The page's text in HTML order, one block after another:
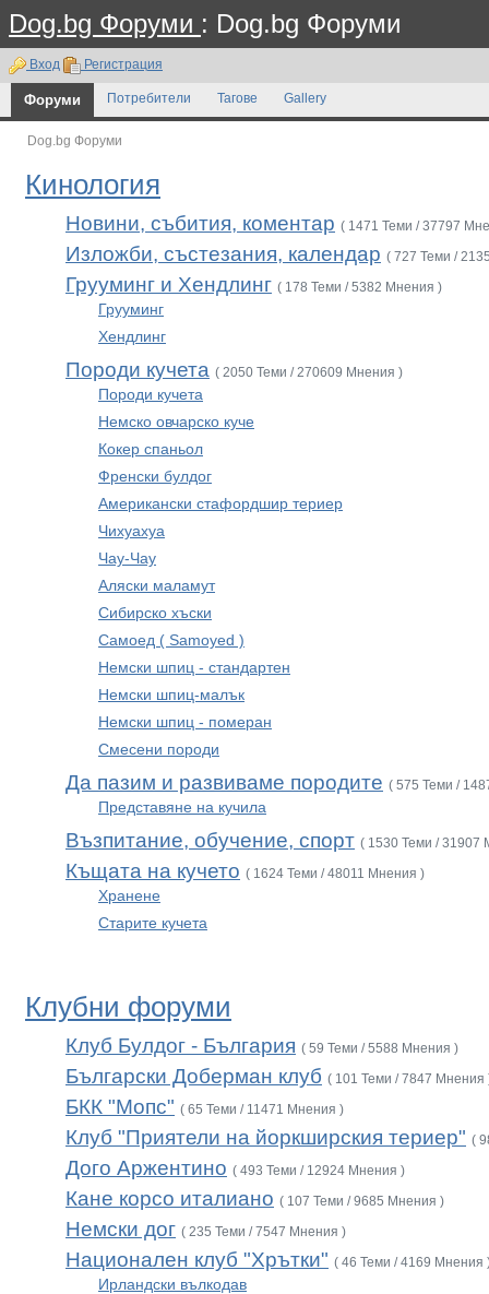
Dog.bg Форуми : Dog.bg Форуми
Вход Регистрация
Форуми Потребители Тагове Gallery
Dog.bg Форуми
Кинология
Новини, събития, коментар ( 1471 Теми / 37797
Изложби, състезания, календар ( 727 Теми /
Грууминг и Хендлинг ( 178 Теми / 5382 Мнения )
Грууминг
Хендлинг
Породи кучета ( 2050 Теми / 270609 Мнения )
Породи кучета
Немско овчарско куче
Кокер спаньол
Френски булдог
Американски стафордшир териер
Чихуахуа
Чау-Чау
Аляски маламут
Сибирско хъски
Самоед ( Samoyed )
Немски шпиц - стандартен
Немски шпиц-малък
Немски шпиц - померан
Смесени породи
Да пазим и развиваме породите ( 575 Теми /
Представяне на кучила
Възпитание, обучение, спорт ( 1530 Теми / 31907
Къщата на кучето ( 1624 Теми / 48011 Мнения )
Хранене
Старите кучета
Клубни форуми
Клуб Булдог - България ( 59 Теми / 5588 Мнения )
Български Доберман клуб ( 101 Теми / 7847 Мнения
БКК "Мопс" ( 65 Теми / 11471 Мнения )
Клуб "Приятели на йоркширския териер" (
Дого Аржентино ( 493 Теми / 12924 Мнения )
Кане корсо италиано ( 107 Теми / 9685 Мнения )
Немски дог ( 235 Теми / 7547 Мнения )
Национален клуб "Хрътки" ( 46 Теми / 4169 Мнения
Ирландски вълкодав